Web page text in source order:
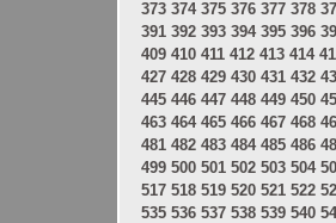
373 374 375 376 377 378
391 392 393 394 395 396
409 410 411 412 413 414
427 428 429 430 431 432
445 446 447 448 449 450
463 464 465 466 467 468
481 482 483 484 485 486
499 500 501 502 503 504
517 518 519 520 521 522
535 536 537 538 539 540